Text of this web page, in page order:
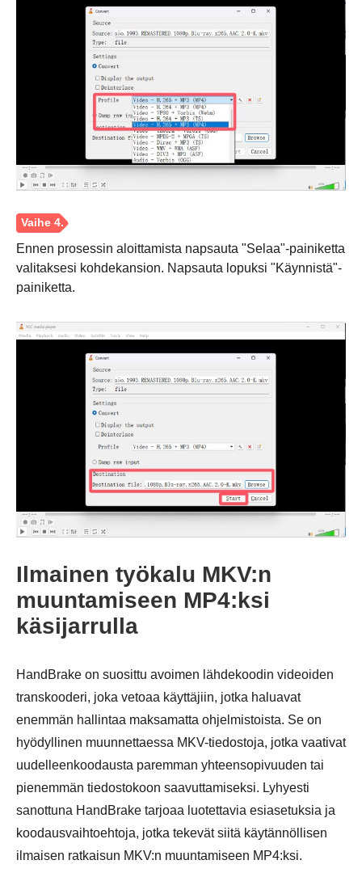
Vaihe 3.
Ennen prosessin aloittamista napsauta "Selaa"-painiketta
valitaksesi kohdekansion. Napsauta lopuksi "Käynnistä"-
painiketta.
Ilmainen työkalu MKV:n
muuntamiseen MP4:ksi
käsijarrulla
HandBrake on suosittu avoimen lähdekoodin videoiden
transkooderi, joka vetoaa käyttäjiin, jotka haluavat
enemmän hallintaa maksamatta ohjelmistoista. Se on
hyödyllinen muunnettaessa MKV-tiedostoja, jotka vaativat
uudelleenkoodausta paremman yhteensopivuuden tai
pienemmän tiedostokoon saavuttamiseksi. Lyhyesti
sanottuna HandBrake tarjoaa luotettavia esiasetuksia ja
koodausvaihtoehtoja, jotka tekevät siitä käytännöllisen
ilmaisen ratkaisun MKV:n muuntamiseen MP4:ksi.